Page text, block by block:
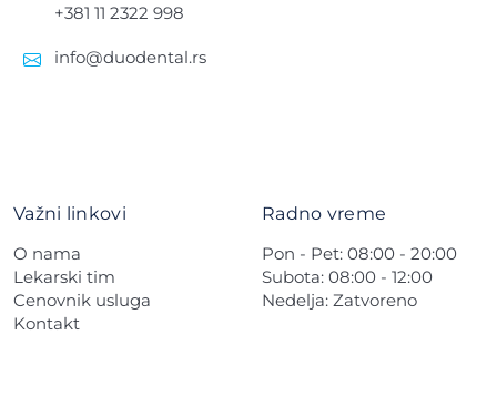
+381 11 2322 998
info@duodental.rs
Važni linkovi
O nama
Lekarski tim
Cenovnik usluga
Kontakt
Radno vreme
Pon - Pet: 08:00 - 20:00
Subota: 08:00 - 12:00
Nedelja: Zatvoreno